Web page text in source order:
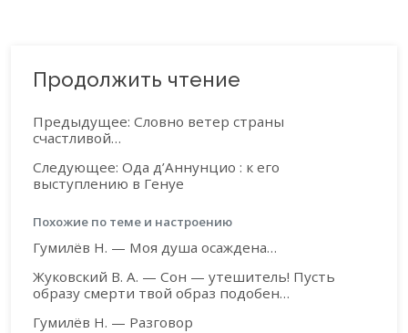
Продолжить чтение
Предыдущее: Словно ветер страны
счастливой…
Следующее: Ода д’Аннунцио : к его
выступлению в Генуе
Похожие по теме и настроению
Гумилёв Н. — Моя душа осаждена…
Жуковский В. А. — Сон — утешитель! Пусть
образу смерти твой образ подобен…
Гумилёв Н. — Разговор